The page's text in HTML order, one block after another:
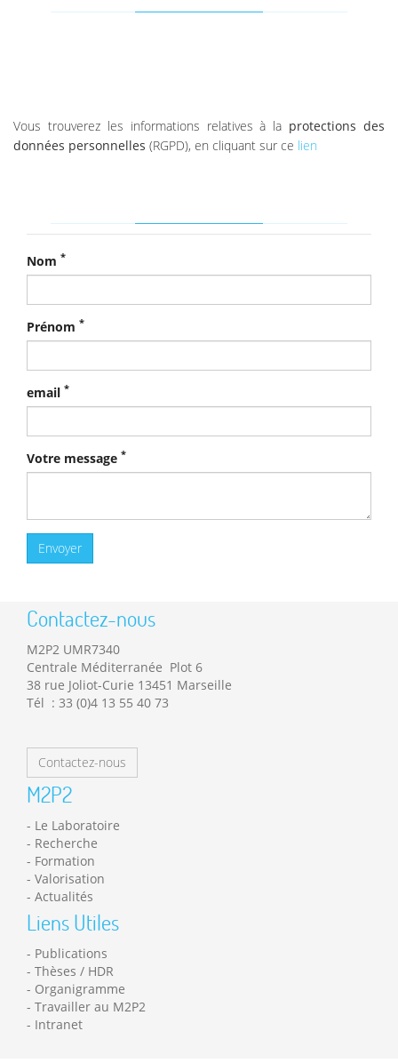
Vous trouverez les informations relatives à la protections des
données personnelles (RGPD), en cliquant sur ce lien
Nom *
Prénom *
email *
Votre message *
Contactez-nous
M2P2 UMR7340
Centrale Méditerranée Plot 6
38 rue Joliot-Curie 13451 Marseille
Tél : 33 (0)4 13 55 40 73
Contactez-nous
M2P2
Le Laboratoire
Recherche
Formation
Valorisation
Actualités
Liens Utiles
Publications
Thèses / HDR
Organigramme
Travailler au M2P2
Intranet